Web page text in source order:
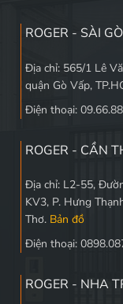
ROGER - SÀI
Địa chỉ: 565/1 Lê
quận Gò Vấp,
Điện thoại:
ROGER - CẦN
Địa chỉ: L2-55,
KV3, P. Hưng
Thơ. Bản đồ
Điện thoại:
ROGER - NHA